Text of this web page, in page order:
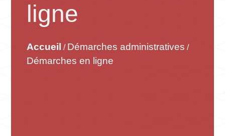
ligne
Accueil / Démarches administratives /
Démarches en ligne